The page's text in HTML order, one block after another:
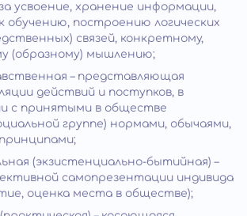
усвоение, хранение информации,
обучению, построению логических
связей, конкретному,
(образному) мышлению;
– представляющая
действий и поступков, в
с принятыми в обществе
группе) нормами, обычаями,
(экзистенциально-бытийная) –
самопрезентации индивида
оценка места в обществе);